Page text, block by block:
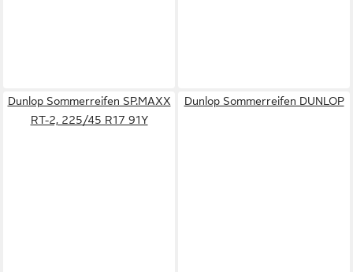
Dunlop Sommerreifen SP.MAXX
RT-2, 225/45 R17 91Y
Dunlop Sommerreifen DUNLOP